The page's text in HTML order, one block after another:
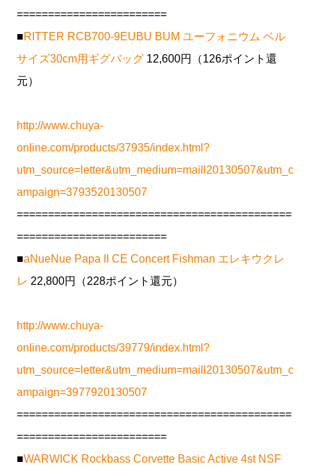
========================
■RITTER RCB700-9EUBU BUM ユーフォニウム ベル
サイズ30cm用ギグバッグ 12,600円（126ポイント還
元）
http://www.chuya-
online.com/products/37935/index.html?
utm_source=letter&utm_medium=maill20130507&utm_c
ampaign=3793520130507
============================================
========================
■aNueNue Papa II CE Concert Fishman エレキウクレ
レ 22,800円（228ポイント還元）
http://www.chuya-
online.com/products/39779/index.html?
utm_source=letter&utm_medium=maill20130507&utm_c
ampaign=3977920130507
============================================
========================
■WARWICK Rockbass Corvette Basic Active 4st NSF